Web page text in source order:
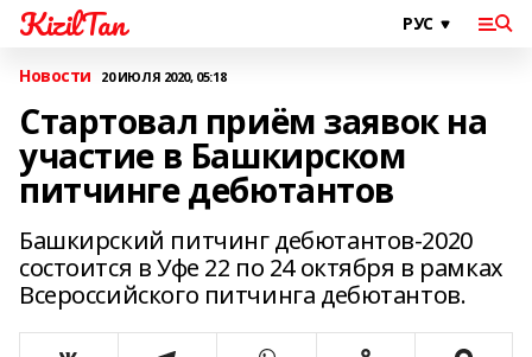
KizilTan
Новости 20 ИЮЛЯ 2020, 05:18
Стартовал приём заявок на
участие в Башкирском
питчинге дебютантов
Башкирский питчинг дебютантов-2020
состоится в Уфе 22 по 24 октября в рамках
Всероссийского питчинга дебютантов.